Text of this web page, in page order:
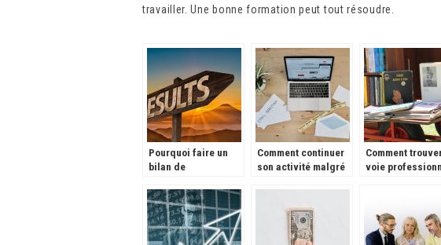
travailler. Une bonne formation peut tout résoudre.
Pourquoi faire un
bilan de
Comment continuer
son activité malgré
Comment
voie